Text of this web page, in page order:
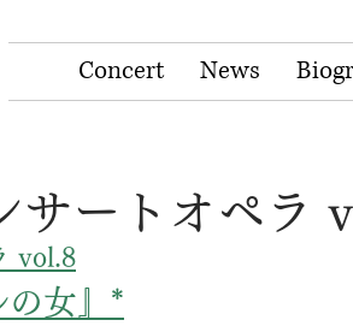
Concert News
サートオペラ
vol.8
の女』*